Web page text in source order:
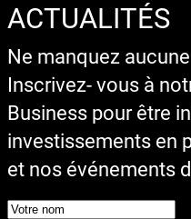
ACTUALITÉS
Ne manquez
Inscrivez- vous à
Business pour être
investissements en
et nos événements